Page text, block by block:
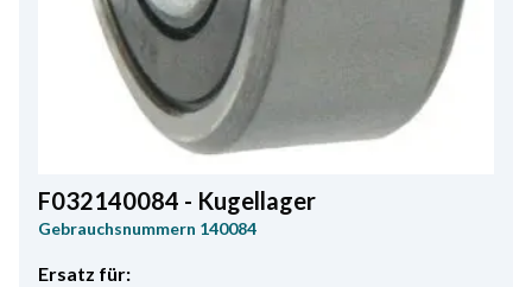
F032140084 - Kugellager
Gebrauchsnummern 140084
Ersatz für: